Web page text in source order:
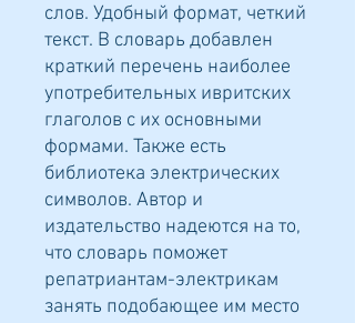
слов. Удобный формат, четкий
текст. В словарь добавлен
краткий перечень наиболее
употребительных ивритских
глаголов с их основными
формами. Также есть
библиотека электрических
символов. Автор и
издательство надеются на то,
что словарь поможет
репатриантам-электрикам
занять подобающее им место